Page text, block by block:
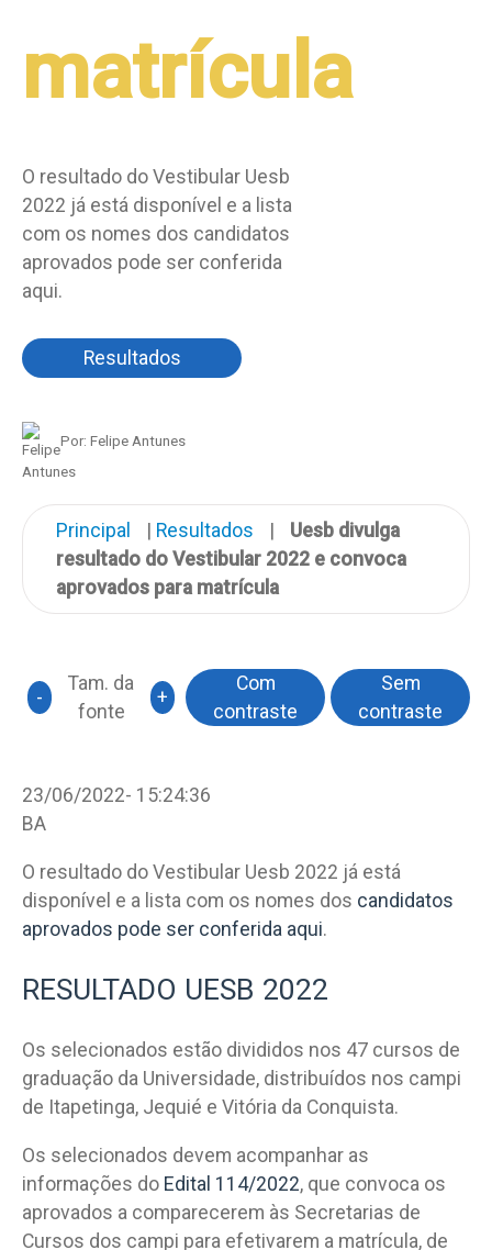
matrícula
O resultado do Vestibular Uesb
2022 já está disponível e a lista
com os nomes dos candidatos
aprovados pode ser conferida
aqui.
Resultados
Por: Felipe Antunes
Principal Resultados
Uesb divulga
resultado do Vestibular 2022 e convoca
aprovados para matrícula
-
Tam. da
fonte
+
Com
contraste
Sem
contraste
23/06/2022- 15:24:36
BA
O resultado do Vestibular Uesb 2022 já está
disponível e a lista com os nomes dos candidatos
aprovados pode ser conferida aqui.
RESULTADO UESB 2022
Os selecionados estão divididos nos 47 cursos de
graduação da Universidade, distribuídos nos campi
de Itapetinga, Jequié e Vitória da Conquista.
Os selecionados devem acompanhar as
informações do Edital 114/2022, que convoca os
aprovados a comparecerem às Secretarias de
Cursos dos campi para efetivarem a matrícula, de